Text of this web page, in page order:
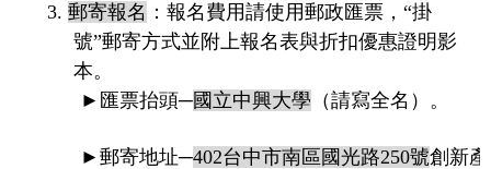
3. 郵寄報名 ：報名費用請使用郵政匯票，“掛
號”郵寄方式並附上報名表與折扣優惠證明影
本。
► 匯票抬頭─國立中興大學 （請寫全名）。
► 郵寄地址─402台中市南區國光路250號創新